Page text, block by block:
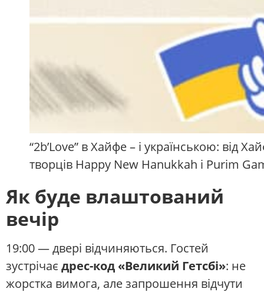
“2b’Love” в Хайфе – і українською: від
творців Happy New Hanukkah і Purim
Як буде влаштований
вечір
19:00 — двері відчиняються. Гостей
зустрічає дрес-код «Великий Гетсбі»: не
жорстка вимога, але запрошення відчути